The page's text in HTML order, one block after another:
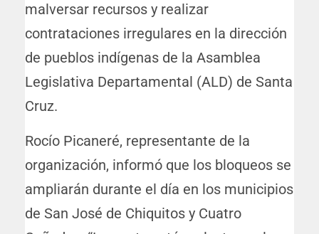
malversar recursos y realizar
contrataciones irregulares en la dirección
de pueblos indígenas de la Asamblea
Legislativa Departamental (ALD) de Santa
Cruz.
Rocío Picaneré, representante de la
organización, informó que los bloqueos se
ampliarán durante el día en los municipios
de San José de Chiquitos y Cuatro